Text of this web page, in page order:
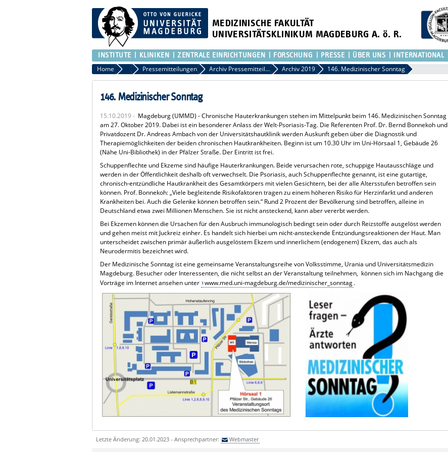
MEDIZINISCHE FAKULTÄT
UNIVERSITÄTSKLINIKUM MAGDEBURG A. ö. R.
INSTITUTE KLINIKEN ZENTRALE EINRICHTUNGEN FORSCHUNG PRESSE ÜBER UNS INTERNATIONAL
Home PressePressemitteilungen Archiv Pressemitteilungen Archiv 2019 146. Medizinischer Sonntag
146. Medizinischer Sonntag
15.10.2019 - Magdeburg (UMMD) - Chronische Hauterkrankungen stehen im Mittelpunkt beim 146. Medizinischen Sonntag
am 27. Oktober 2019. Dabei ist ein besonderer Anlass der Welt-Psoriasis-Tag. Die Referenten Prof. Dr. Bernd Bonnekoh und
Privatdozent Dr. Andreas Ambach von der Universitätshautklinik werden Auskunft geben über die Diagnostik und
Therapiemöglichkeiten der beiden chronischen Hautkrankheiten. Beginn ist um 10.30 Uhr im Uni-Hörsaal 1, Gebäude 26
(Nähe Uni-Bibliothek) in der Pfälzer Straße. Der Eintritt ist frei.
Schuppenflechte und Ekzeme sind häufige Hauterkrankungen. Beide verursachen rote, schuppige Hautausschläge und
werden in der Öffentlichkeit deshalb oft verwechselt. Die Psoriasis, auch Schuppenflechte genannt, ist eine gutartige,
chronisch-entzündliche Hautkrankheit des Gesamtkörpers mit vielen Gesichtern, bei der alle Altersstufen betroffen sein
können. Prof. Bonnekoh: „Viele begleitende Risikofaktoren tragen zu einem höheren Risiko für Herzinfarkt und anderen
Krankheiten bei. Auch die Gelenke können betroffen sein.“ Rund 2 Prozent der Bevölkerung sind betroffen, alleine in
Deutschland etwa zwei Millionen Menschen. Sie ist nicht ansteckend, kann aber vererbt werden.
Bei Ekzemen können die Ursachen für den Ausbruch immunologisch bedingt sein oder durch Reizstoffe ausgelöst werden
und gehen meist mit Juckreiz einher. Es handelt sich hierbei um nicht-ansteckende Entzündungsreaktionen der Haut. Man
unterscheidet zwischen primär äußerlich ausgelöstem Ekzem und innerlichem (endogenem) Ekzem, das auch als
Neurodermitis bezeichnet wird.
Der Medizinische Sonntag ist eine gemeinsame Veranstaltungsreihe von Volksstimme, Urania und Universitätsmedizin
Magdeburg. Besucher oder Interessenten, die nicht selbst an der Veranstaltung teilnehmen, können sich im Nachgang die
Vorträge im Internet ansehen unter www.med.uni-magdeburg.de/medizinischer_sonntag.
Letzte Änderung: 20.01.2023 - Ansprechpartner: Webmaster